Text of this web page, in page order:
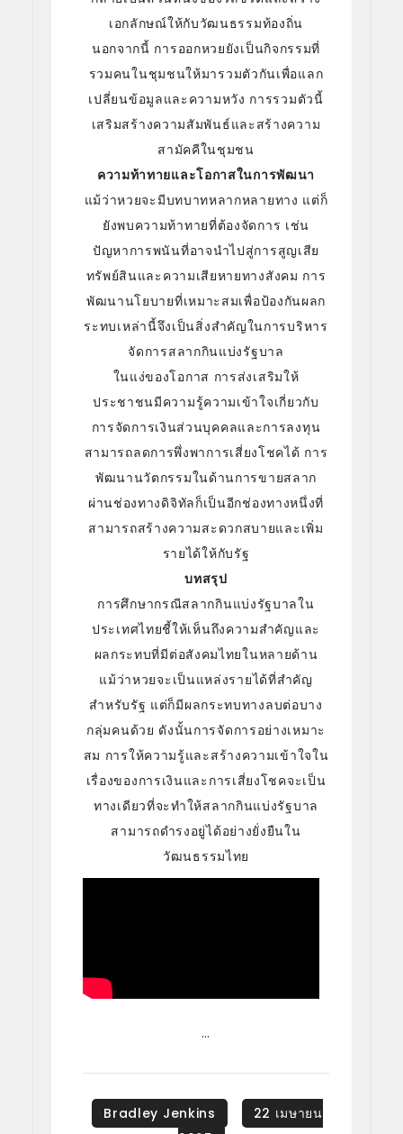
เอกลักษณ์ให้กับวัฒนธรรมท้องถิ่น
นอกจากนี้ การออกหวยยังเป็นกิจกรรมที่
รวมคนในชุมชนให้มารวมตัวกันเพื่อแลก
เปลี่ยนข้อมูลและความหวัง การรวมตัวนี้
เสริมสร้างความสัมพันธ์และสร้างความ
สามัคคีในชุมชน
ความท้าทายและโอกาสในการพัฒนา
แม้ว่าหวยจะมีบทบาทหลากหลายทาง แต่ก็
ยังพบความท้าทายที่ต้องจัดการ เช่น
ปัญหาการพนันที่อาจนำไปสู่การสูญเสีย
ทรัพย์สินและความเสียหายทางสังคม การ
พัฒนานโยบายที่เหมาะสมเพื่อป้องกันผลก
ระทบเหล่านี้จึงเป็นสิ่งสำคัญในการบริหาร
จัดการสลากกินแบ่งรัฐบาล
ในแง่ของโอกาส การส่งเสริมให้
ประชาชนมีความรู้ความเข้าใจเกี่ยวกับ
การจัดการเงินส่วนบุคคลและการลงทุน
สามารถลดการพึ่งพาการเสี่ยงโชคได้ การ
พัฒนานวัตกรรมในด้านการขายสลาก
ผ่านช่องทางดิจิทัลก็เป็นอีกช่องทางหนึ่งที่
สามารถสร้างความสะดวกสบายและเพิ่ม
รายได้ให้กับรัฐ
บทสรุป
การศึกษากรณีสลากกินแบ่งรัฐบาลใน
ประเทศไทยชี้ให้เห็นถึงความสำคัญและ
ผลกระทบที่มีต่อสังคมไทยในหลายด้าน
แม้ว่าหวยจะเป็นแหล่งรายได้ที่สำคัญ
สำหรับรัฐ แต่ก็มีผลกระทบทางลบต่อบาง
กลุ่มคนด้วย ดังนั้นการจัดการอย่างเหมาะ
สม การให้ความรู้และสร้างความเข้าใจใน
เรื่องของการเงินและการเสี่ยงโชคจะเป็น
ทางเดียวที่จะทำให้สลากกินแบ่งรัฐบาล
สามารถดำรงอยู่ได้อย่างยั่งยืนใน
วัฒนธรรมไทย
…